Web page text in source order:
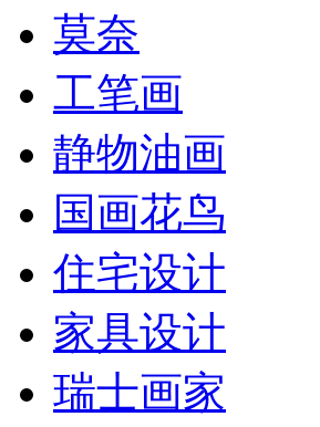
莫奈
工笔画
静物油画
国画花鸟
住宅设计
家具设计
瑞士画家